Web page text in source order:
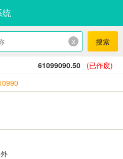
统
x 搜索
61099090.50
(已作废)